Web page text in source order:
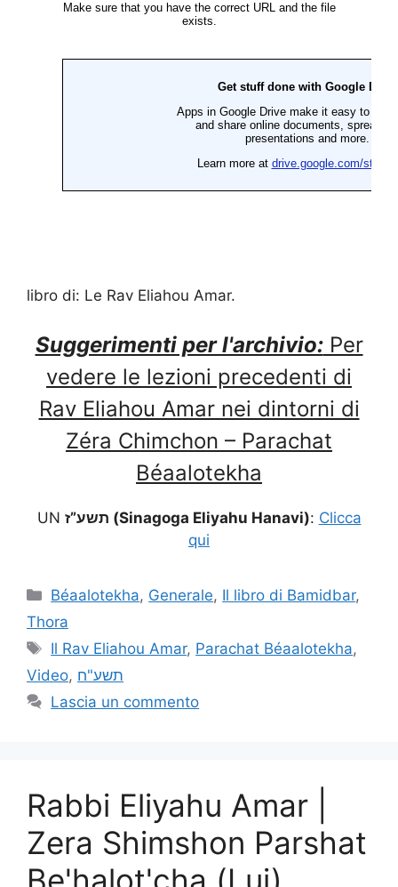
libro di: Le Rav Eliahou Amar.
Suggerimenti per l'archivio:Per
vedere le lezioni precedenti di
Rav Eliahou Amar nei dintorni di
Zéra Chimchon – Parachat
Béaalotekha
UN תשע”ז (Sinagoga Eliyahu Hanavi): Clicca
qui
Béaalotekha, Generale, Il libro di Bamidbar,
Thora
Il Rav Eliahou Amar, Parachat Béaalotekha,
Video, תשע"ח
Lascia un commento
Rabbi Eliyahu Amar |
Zera Shimshon Parshat